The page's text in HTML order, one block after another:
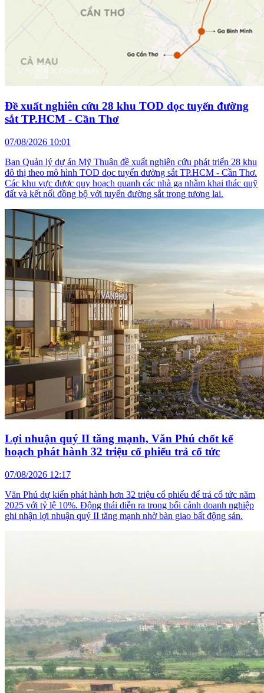
Đề xuất nghiên cứu 28 khu TOD dọc tuyến đường
sắt TP.HCM - Cần Thơ
07/08/2026 10:01
Ban Quản lý dự án Mỹ Thuận đề xuất nghiên cứu phát triển 28 khu
đô thị theo mô hình TOD dọc tuyến đường sắt TP.HCM - Cần Thơ.
Các khu vực được quy hoạch quanh các nhà ga nhằm khai thác quỹ
đất và kết nối đồng bộ với tuyến đường sắt trong tương lai.
Lợi nhuận quý II tăng mạnh, Văn Phú chốt kế
hoạch phát hành 32 triệu cổ phiếu trả cổ tức
07/08/2026 12:17
Văn Phú dự kiến phát hành hơn 32 triệu cổ phiếu để trả cổ tức năm
2025 với tỷ lệ 10%. Động thái diễn ra trong bối cảnh doanh nghiệp
ghi nhận lợi nhuận quý II tăng mạnh nhờ bàn giao bất động sản.